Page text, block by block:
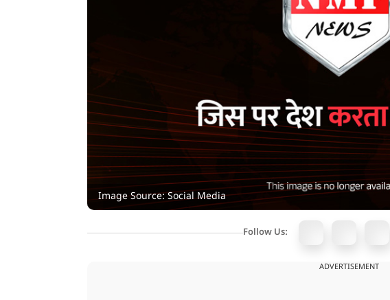
Image Source: Social Media
Follow Us:
ADVERTISEMENT